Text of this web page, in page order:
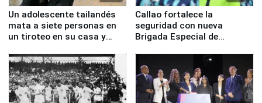
Un adolescente tailandés
mata a siete personas en
un tiroteo en su casa y
Callao fortalece la
seguridad con nueva
Brigada Especial de
equipamiento para
Serenazgo